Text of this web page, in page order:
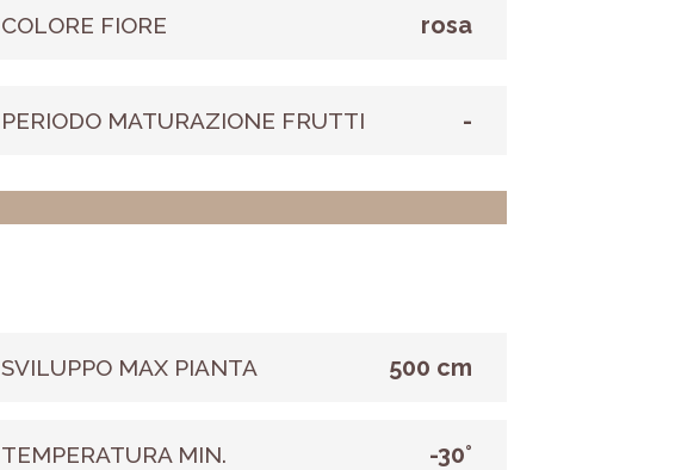
COLORE FIORE rosa
PERIODO MATURAZIONE FRUTTI -
SVILUPPO MAX PIANTA 500 cm
TEMPERATURA MIN. -30°